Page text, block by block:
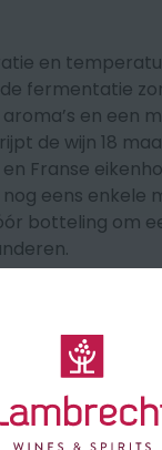
en
fermentatie
en een
de wijn 18
Franse
eens enkele
botteling om
met aroma’s
met een kruidige
hij soepel, krachtig
met sappige